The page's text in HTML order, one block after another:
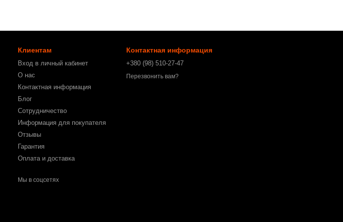
Клиентам
Вход в личный кабинет
О нас
Контактная информация
Блог
Сотрудничество
Информация для покупателя
Отзывы
Гарантия
Оплата и доставка
Мы в соцсетях
Контактная информация
+380 (98) 510-27-47
Перезвонить вам?